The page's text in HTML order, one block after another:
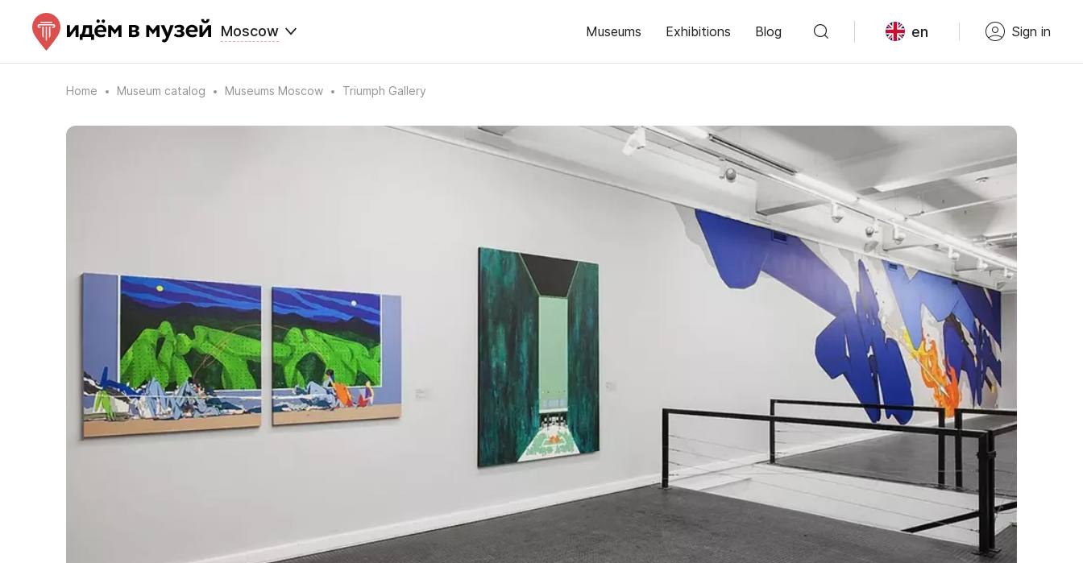
Moscow Museums Exhibitions Blog en Sign in
Home Museum catalog Museums Moscow Triumph Gallery